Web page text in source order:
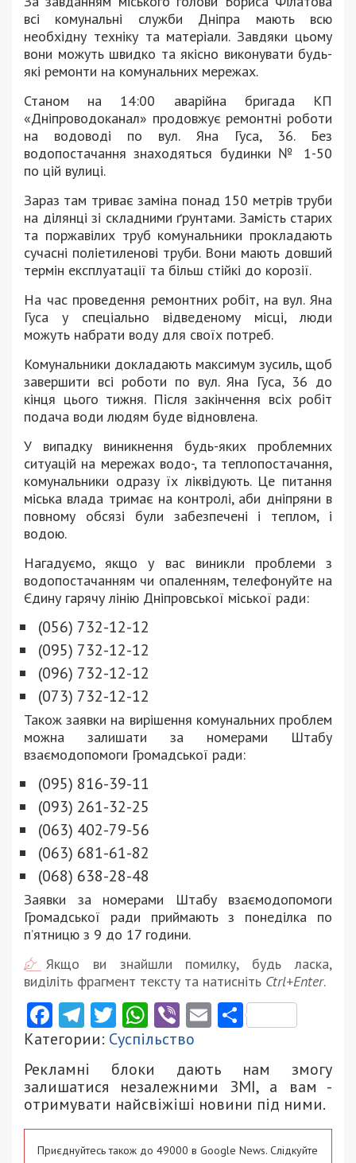
всі комунальні служби Дніпра мають всю
необхідну техніку та матеріали. Завдяки цьому
вони можуть швидко та якісно виконувати будь-
які ремонти на комунальних мережах.
Станом на 14:00 аварійна бригада КП
«Дніпроводоканал» продовжує ремонтні роботи
на водоводі по вул. Яна Гуса, 36. Без
водопостачання знаходяться будинки № 1-50
по цій вулиці.
Зараз там триває заміна понад 150 метрів труби
на ділянці зі складними ґрунтами. Замість старих
та поржавілих труб комунальники прокладають
сучасні поліетиленові труби. Вони мають довший
термін експлуатації та більш стійкі до корозії.
На час проведення ремонтних робіт, на вул. Яна
Гуса у спеціально відведеному місці, люди
можуть набрати воду для своїх потреб.
Комунальники докладають максимум зусиль, щоб
завершити всі роботи по вул. Яна Гуса, 36 до
кінця цього тижня. Після закінчення всіх робіт
подача води людям буде відновлена.
У випадку виникнення будь-яких проблемних
ситуацій на мережах водо-, та теплопостачання,
комунальники одразу їх ліквідують. Це питання
міська влада тримає на контролі, аби дніпряни в
повному обсязі були забезпечені і теплом, і
водою.
Нагадуємо, якщо у вас виникли проблеми з
водопостачанням чи опаленням, телефонуйте на
Єдину гарячу лінію Дніпровської міської ради:
(056) 732-12-12
(095) 732-12-12
(096) 732-12-12
(073) 732-12-12
Також заявки на вирішення комунальних проблем
можна залишати за номерами Штабу
взаємодопомоги Громадської ради:
(095) 816-39-11
(093) 261-32-25
(063) 402-79-56
(063) 681-61-82
(068) 638-28-48
Заявки за номерами Штабу взаємодопомоги
Громадської ради приймають з понеділка по
п’ятницю з 9 до 17 години.
Якщо ви знайшли помилку, будь ласка,
виділіть фрагмент тексту та натисніть Ctrl+Enter.
Facebook
Telegram
Twitter
WhatsApp
ViberEmail
Категории: Суспільство
Рекламні блоки дають нам змогу
залишатися незалежними ЗМІ, а вам -
отримувати найсвіжіші новини під ними.
Приєднуйтесь також до 49000 в Google News. Слідкуйте